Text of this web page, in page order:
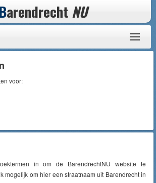
Barendrecht NU
voor:
in om de BarendrechtNU website te
mogelijk om hier een straatnaam uit Barendrecht in